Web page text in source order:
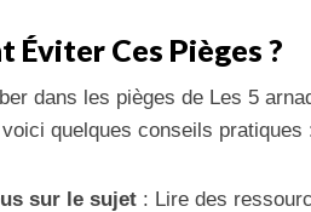
Éviter Ces Pièges ?
dans les pièges de Les 5
quelques conseils pratiques
sur le sujet : Lire des